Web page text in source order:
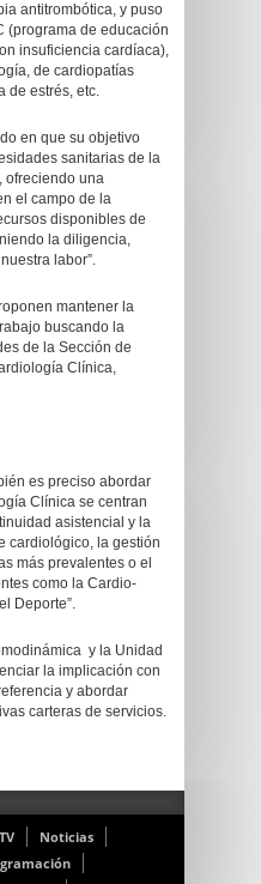
antitrombótica, y puso
(programa de educación
insuficiencia cardíaca),
de cardiopatías
de estrés, etc.
en que su objetivo
sanitarias de la
ofreciendo una
el campo de la
disponibles de
la diligencia,
labor”.
mantener la
buscando la
de la Sección de
Clínica,
es preciso abordar
Clínica se centran
asistencial y la
cardiológico, la gestión
más prevalentes o el
como la Cardio-
Deporte”.
y la Unidad
la implicación con
y abordar
carteras de servicios.
Noticias